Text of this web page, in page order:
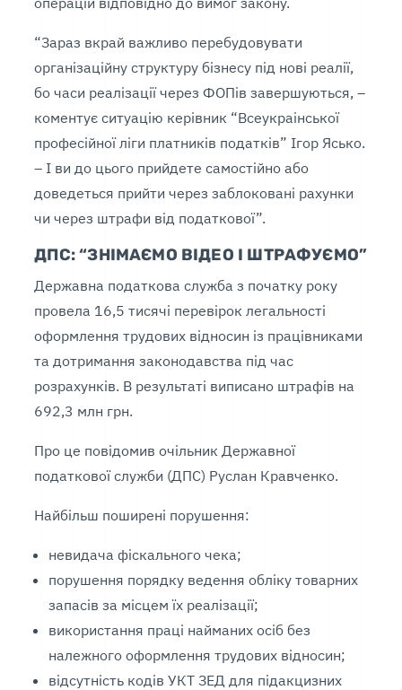
“Зараз вкрай важливо перебудовувати
організаційну структуру бізнесу під нові реалії,
бо часи реалізації через ФОПів завершуються, –
коментує ситуацію керівник “Всеукраінської
професійної ліги платників податків” Ігор Ясько.
– І ви до цього прийдете самостійно або
доведеться прийти через заблоковані рахунки
чи через штрафи від податкової”.
ДПС: “ЗНІМАЄМО ВІДЕО І ШТРАФУЄМО”
Державна податкова служба з початку року
провела 16,5 тисячі перевірок легальності
оформлення трудових відносин із працівниками
та дотримання законодавства під час
розрахунків. В результаті виписано штрафів на
692,3 млн грн.
Про це повідомив очільник Державної
податкової служби (ДПС) Руслан Кравченко.
Найбільш поширені порушення:
невидача фіскального чека;
порушення порядку ведення обліку товарних
запасів за місцем їх реалізації;
використання праці найманих осіб без
належного оформлення трудових відносин;
відсутність кодів УКТ ЗЕД для підакцизних